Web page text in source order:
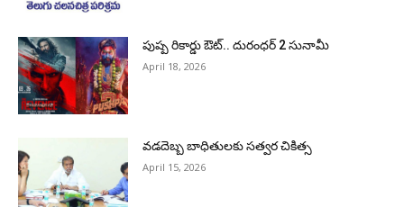
పుష్ప రికార్డు ఔట్‌.. దురంధ‌ర్ 2 సునామీ
April 18, 2026
వడదెబ్బ బాధితులకు సత్వర చికిత్స
April 15, 2026